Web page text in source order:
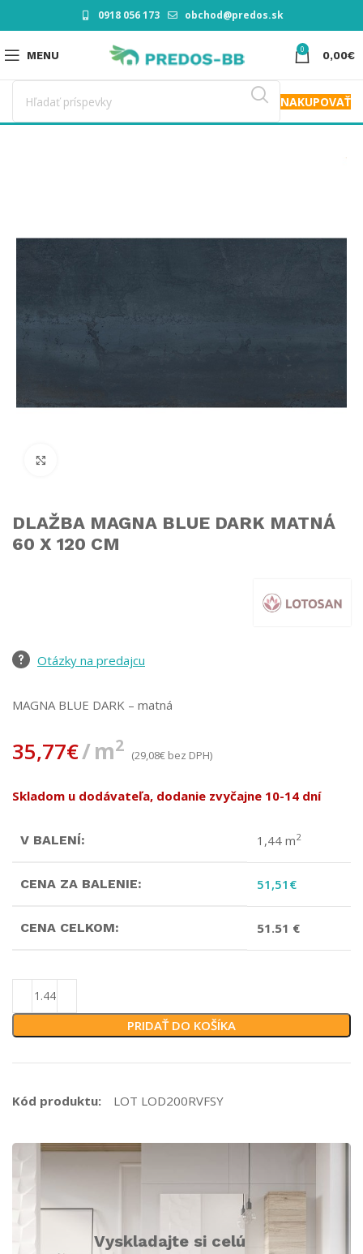
0918 056 173 obchod@predos.sk
MENU 0 0,00€
NAKUPOVAŤ
DLAŽBA MAGNA BLUE DARK MATNÁ
60 X 120 CM
Otázky na predajcu
MAGNA BLUE DARK – matná
35,77€ m2 (29,08€ bez DPH)
Skladom u dodávateľa, dodanie zvyčajne 10-14 dní
V BALENÍ: 1,44 m2
CENA ZA BALENIE: 51,51 €
CENA CELKOM: 51.51 €
PRIDAŤ DO KOŠÍKA
Kód produktu: LOT LOD200RVFSY
Vyskladajte si celú